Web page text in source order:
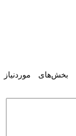
بخش‌های موردنیاز